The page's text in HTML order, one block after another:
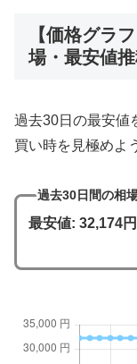
【価格グラ
場・最安値
過去30日の最安値
買い時を見極めよ
過去30日間の相
最安値: 32,174